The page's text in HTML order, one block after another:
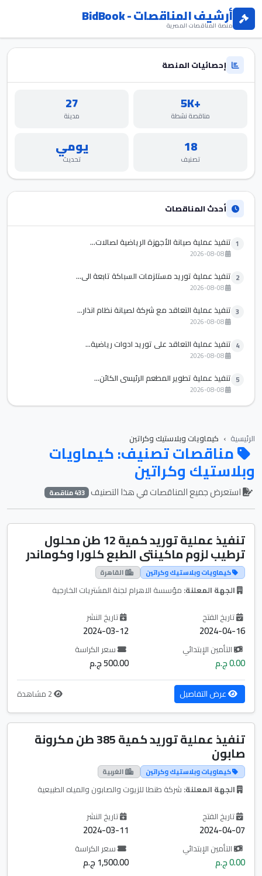
أرشيف المناقصات - BidBook
منصة المناقصات المصرية
إحصائيات المنصة
+5K
مناقصة نشطة
27
مدينة
18
تصنيف
يومي
تحديث
أحدث المناقصات
1 تنفيذ عملية صيانة الأجهزة الرياضية لصالات...
2 تنفيذ عملية توريد مستلزمات السباكة تابعة الي...
3 تنفيذ عملية التعاقد مع شركة لصيانة نظام انذار...
4 تنفيذ عملية التعاقد علي توريد ادوات رياضية...
5 تنفيذ عملية تطوير المطعم الرئيسي الكائن...
الرئيسية كيماويات وبلاستيك وكراتين
مناقصات تصنيف: كيماويات
وبلاستيك وكراتين
استعرض جميع المناقصات في هذا التصنيف 433 مناقصة
تنفيذ عملية توريد كمية 12 طن محلول
ترطيب لزوم ماكينتى الطبع كلورا وكوماندر
كيماويات وبلاستيك وكراتين القاهرة
الجهة المعلنة: مؤسسة الاهرام لجنة المشتريات الخارجية
تاريخ الفتح
2024-04-16
تاريخ النشر
2024-03-12
التأمين الإبتدائي
0.00 ج.م
سعر الكراسة
500.00 ج.م
عرض التفاصيل
تنفيذ عملية توريد كمية 385 طن مكرونة
صابون
كيماويات وبلاستيك وكراتين الغربية
الجهة المعلنة: شركة طنطا للزيوت والصابون والمياه الطبيعية
تاريخ الفتح
2024-04-07
تاريخ النشر
2024-03-11
التأمين الإبتدائي
0.00 ج.م
سعر الكراسة
1,500.00 ج.م